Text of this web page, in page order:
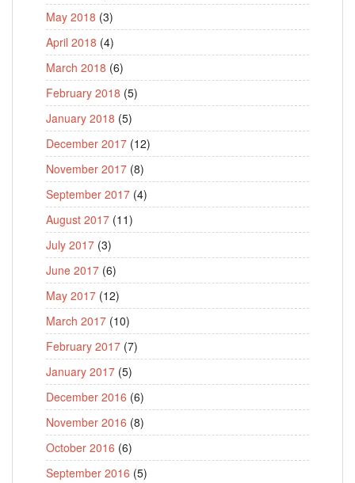
May 2018 (3)
April 2018 (4)
March 2018 (6)
February 2018 (5)
January 2018 (5)
December 2017 (12)
November 2017 (8)
September 2017 (4)
August 2017 (11)
July 2017 (3)
June 2017 (6)
May 2017 (12)
March 2017 (10)
February 2017 (7)
January 2017 (5)
December 2016 (6)
November 2016 (8)
October 2016 (6)
September 2016 (5)